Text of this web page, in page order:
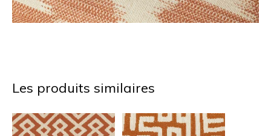
Les produits similaires